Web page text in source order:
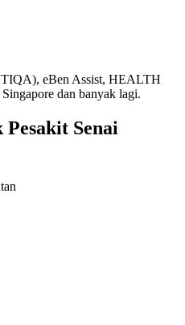
eBen Assist, HEALTH
dan banyak lagi.
Senai